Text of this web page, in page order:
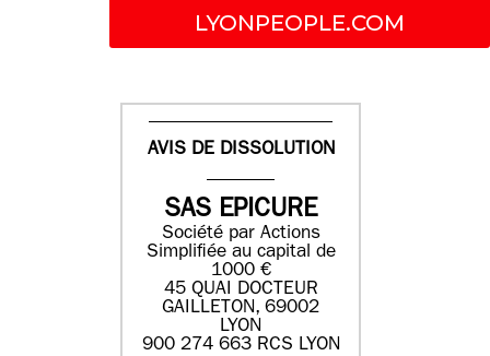
LYONPEOPLE.COM
AVIS DE DISSOLUTION
SAS EPICURE
Société par Actions
Simplifiée au capital de
1000 €
45 QUAI DOCTEUR
GAILLETON, 69002
LYON
900 274 663 RCS LYON